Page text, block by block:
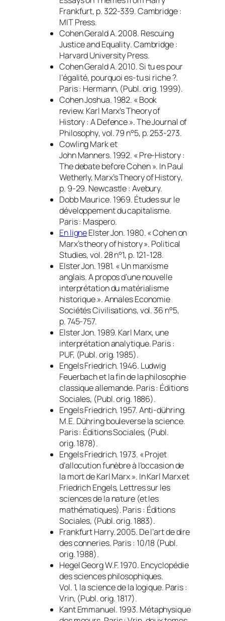
Frankfurt, p. 322-339. Cambridge :
MIT Press.
Cohen Gerald A. 2008. Rescuing
Justice and Equality. Cambridge :
Harvard University Press.
Cohen Gerald A. 2010.Si tu es pour
l’égalité, pourquoi es-tu si riche?.
Paris : Hermann, (Publ. orig. 1999).
Cohen Joshua. 1982. « Book
review. Karl Marx’s Theory of
History: A Defence ».The Journal of
Philosophy, vol. 79 n°5, p. 253-273.
Cowling Mark et
John Manners. 1992. « Pre-History :
The debate before Cohen ». InPaul
Wetherly, Marx’s Theory of History,
p. 9-29. Newcastle : Avebury.
Dobb Maurice. 1969. Études sur le
développement du capitalisme.
Paris : Maspero.
En ligneElster Jon. 1980. « Cohen on
Marx’s theory of history ». Political
Studies, vol. 28 n°1, p. 121-128.
Elster Jon. 1981. « Un marxisme
anglais. A propos d’une nouvelle
interprétation du matérialisme
historique ».Annales Economie
Sociétés Civilisations, vol. 36 n°5,
p. 745-757.
Elster Jon. 1989. Karl Marx, une
interprétation analytique. Paris :
PUF, (Publ. orig. 1985).
Engels Friedrich. 1946. Ludwig
Feuerbach et la fin de la philosophie
classique allemande. Paris : Éditions
Sociales, (Publ. orig. 1886).
Engels Friedrich. 1957.Anti-dühring.
M.E. Dühring bouleverse la science.
Paris : Éditions Sociales, (Publ.
orig. 1878).
Engels Friedrich. 1973. « Projet
d’allocution funèbre à l’occasion de
la mort de Karl Marx ». InKarl Marx et
Friedrich Engels, Lettres sur les
sciences de la nature (et les
mathématiques).Paris : Éditions
Sociales, (Publ. orig. 1883).
Frankfurt Harry. 2005. De l’art de dire
des conneries. Paris : 10/18 (Publ.
orig. 1988).
Hegel Georg W.F. 1970. Encyclopédie
des sciences philosophiques.
Vol. 1, la science de la logique. Paris :
Vrin, (Publ. orig. 1817).
Kant Emmanuel. 1993. Métaphysique